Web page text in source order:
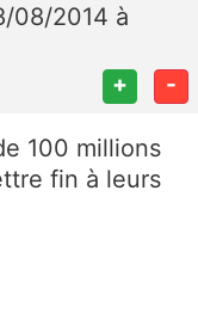
08/2014 à
+ -
100 millions
fin à leurs